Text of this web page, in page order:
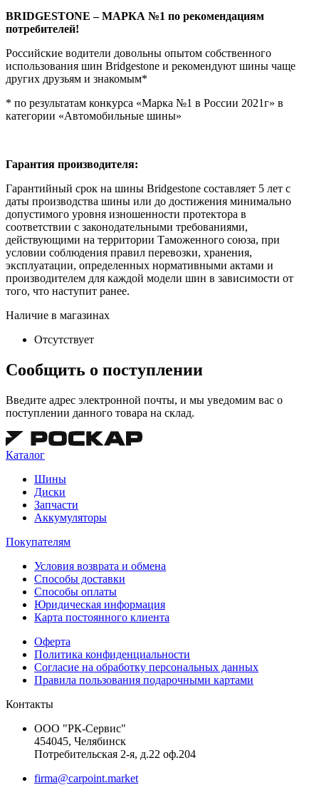
BRIDGESTONE – МАРКА №1 по рекомендациям
потребителей!
Российские водители довольны опытом собственного
использования шин Bridgestone и рекомендуют шины чаще
других друзьям и знакомым*
* по результатам конкурса «Марка №1 в России 2021г» в
категории «Автомобильные шины»
Гарантия производителя:
Гарантийный срок на шины Bridgestone составляет 5 лет с
даты производства шины или до достижения минимально
допустимого уровня изношенности протектора в
соответствии с законодательными требованиями,
действующими на территории Таможенного союза, при
условии соблюдения правил перевозки, хранения,
эксплуатации, определенных нормативными актами и
производителем для каждой модели шин в зависимости от
того, что наступит ранее.
Наличие в магазинах
Отсутствует
Сообщить о поступлении
Введите адрес электронной почты, и мы уведомим вас о
поступлении данного товара на склад.
Каталог
Шины
Диски
Запчасти
Аккумуляторы
Покупателям
Условия возврата и обмена
Способы доставки
Способы оплаты
Юридическая информация
Карта постоянного клиента
Оферта
Политика конфиденциальности
Согласие на обработку персональных данных
Правила пользования подарочными картами
Контакты
ООО "РК-Сервис"
454045, Челябинск
Потребительская 2-я, д.22 оф.204
firma@carpoint.market